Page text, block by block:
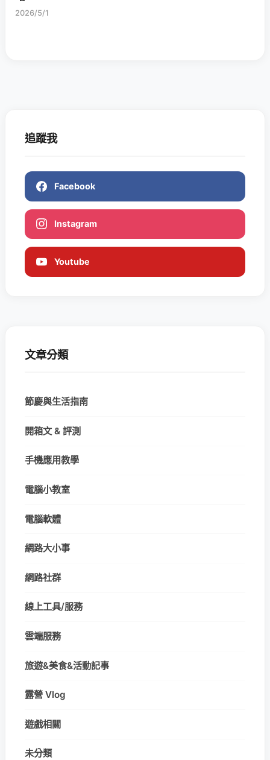
2026/5/1
追蹤我
Facebook
Instagram
Youtube
文章分類
節慶與生活指南
開箱文 & 評測
手機應用教學
電腦小教室
電腦軟體
網路大小事
網路社群
線上工具/服務
雲端服務
旅遊&美食&活動記事
露營 Vlog
遊戲相關
未分類